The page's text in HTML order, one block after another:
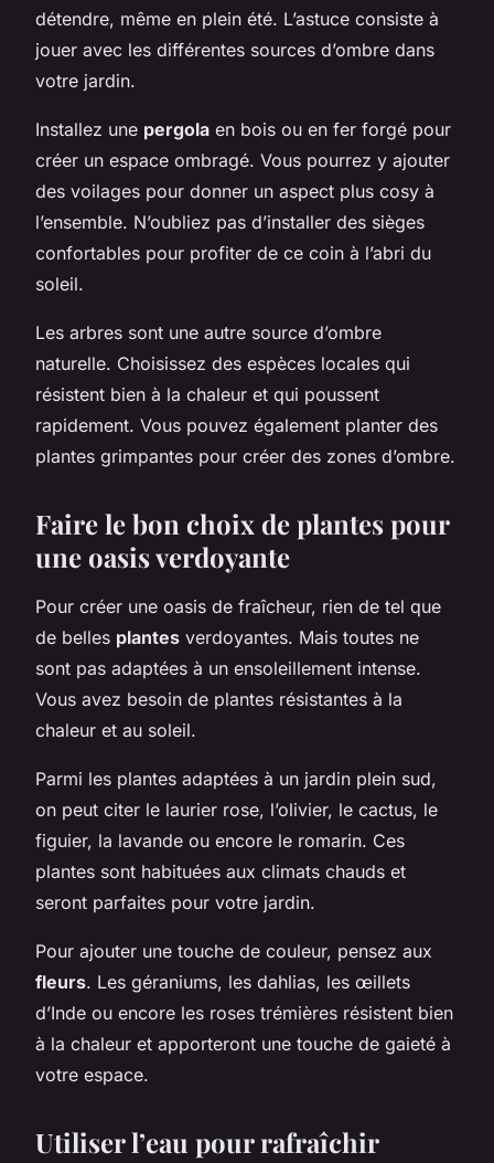
détendre, même en plein été. L’astuce consiste à
jouer avec les différentes sources d’ombre dans
votre jardin.
Installez une pergola en bois ou en fer forgé pour
créer un espace ombragé. Vous pourrez y ajouter
des voilages pour donner un aspect plus cosy à
l’ensemble. N’oubliez pas d’installer des sièges
confortables pour profiter de ce coin à l’abri du
soleil.
Les arbres sont une autre source d’ombre
naturelle. Choisissez des espèces locales qui
résistent bien à la chaleur et qui poussent
rapidement. Vous pouvez également planter des
plantes grimpantes pour créer des zones d’ombre.
Faire le bon choix de plantes pour
une oasis verdoyante
Pour créer une oasis de fraîcheur, rien de tel que
de belles plantes verdoyantes. Mais toutes ne
sont pas adaptées à un ensoleillement intense.
Vous avez besoin de plantes résistantes à la
chaleur et au soleil.
Parmi les plantes adaptées à un jardin plein sud,
on peut citer le laurier rose, l’olivier, le cactus, le
figuier, la lavande ou encore le romarin. Ces
plantes sont habituées aux climats chauds et
seront parfaites pour votre jardin.
Pour ajouter une touche de couleur, pensez aux
fleurs. Les géraniums, les dahlias, les œillets
d’Inde ou encore les roses trémières résistent bien
à la chaleur et apporteront une touche de gaieté à
votre espace.
Utiliser l’eau pour rafraîchir